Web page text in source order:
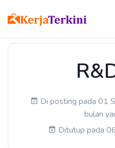
Di posting pada 01
bulan
Ditutup pada